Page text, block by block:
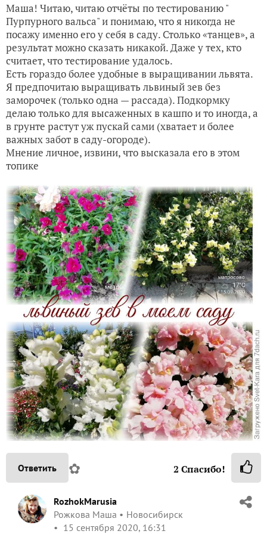
Маша! Читаю, читаю отчёты по тестированию "
Пурпурного вальса" и понимаю, что я никогда не
посажу именно его у себя в саду. Столько «танцев», а
результат можно сказать никакой. Даже у тех, кто
считает, что тестирование удалось.
Есть гораздо более удобные в выращивании львята.
Я предпочитаю выращивать львиный зев без
заморочек (только одна — рассада). Подкормку
делаю только для высаженных в кашпо и то иногда, а
в грунте растут уж пускай сами (хватает и более
важных забот в саду-огороде).
Мнение личное, извини, что высказала его в этом
топике
Ответить ✿ 2 Спасибо!
RozhokMarusia
Рожкова Маша
Новосибирск
15 сентября 2020, 16:31